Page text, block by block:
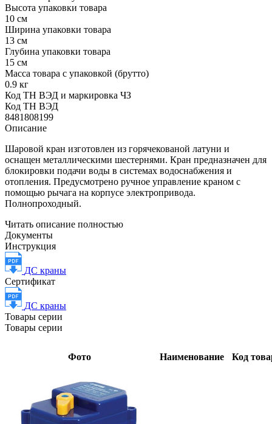
Высота упаковки товара
10 см
Ширина упаковки товара
13 см
Глубина упаковки товара
15 см
Масса товара с упаковкой (брутто)
0.9 кг
Код ТН ВЭД и маркировка ЧЗ
Код ТН ВЭД
8481808199
Описание
Шаровой кран изготовлен из горячекованой латуни и
оснащен металлическими шестернями. Кран предназначен для
блокировки подачи воды в системах водоснабжения и
отопления. Предусмотрено ручное управление краном с
помощью рычага на корпусе электропривода.
Полнопроходный.
Читать описание полностью
Документы
Инструкция
ДС краны
Сертификат
ДС краны
Товары серии
Товары серии
Фото Наименование Код